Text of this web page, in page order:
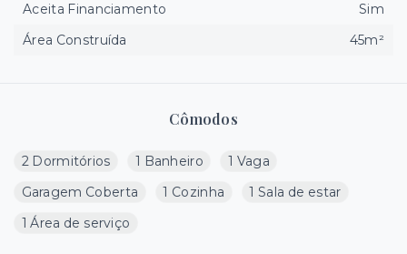
Cômodos
2 Dormitórios 1 Banheiro
1 Vaga
Garagem Coberta
1 Cozinha
1 Sala de estar
1 Área de serviço
Aceita Financiamento
Sim
Área Construída
45m²